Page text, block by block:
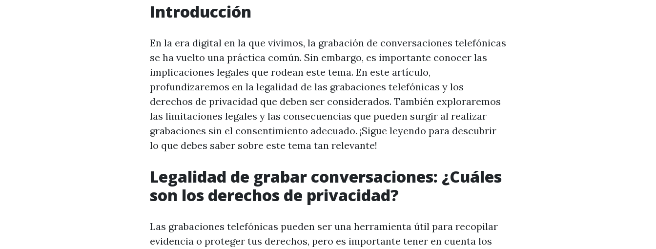
Introducción
En la era digital en la que vivimos, la grabación de conversaciones telefónicas
se ha vuelto una práctica común. Sin embargo, es importante conocer las
implicaciones legales que rodean este tema. En este artículo,
profundizaremos en la legalidad de las grabaciones telefónicas y los
derechos de privacidad que deben ser considerados. También exploraremos
las limitaciones legales y las consecuencias que pueden surgir al realizar
grabaciones sin el consentimiento adecuado. ¡Sigue leyendo para descubrir
lo que debes saber sobre este tema tan relevante!
Legalidad de grabar conversaciones: ¿Cuáles
son los derechos de privacidad?
Las grabaciones telefónicas pueden ser una herramienta útil para recopilar
evidencia o proteger tus derechos, pero es importante tener en cuenta los